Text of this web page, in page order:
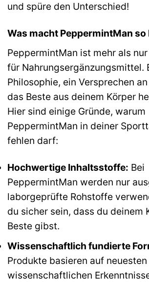
und spüre den Unterschied!
Was macht PeppermintMan
PeppermintMan ist mehr als
für Nahrungsergänzungsmittel.
Philosophie, ein Versprechen
das Beste aus deinem Körper
Hier sind einige Gründe, warum
PeppermintMan in deiner
fehlen darf:
Hochwertige Inhaltsstoffe: Bei
PeppermintMan werden nur
laborgeprüfte Rohstoffe
du sicher sein, dass du deinem
Beste gibst.
Wissenschaftlich fundierte
Produkte basieren auf neuesten
wissenschaftlichen